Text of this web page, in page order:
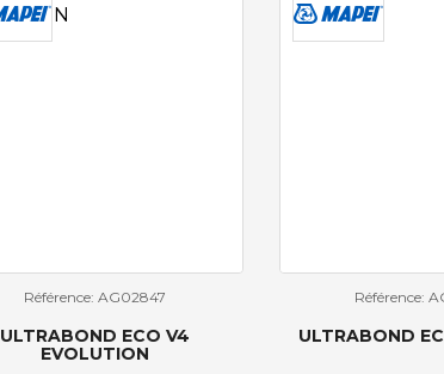
Référence: AG02847
ULTRABOND ECO V4
EVOLUTION
Référence:
ULTRABOND